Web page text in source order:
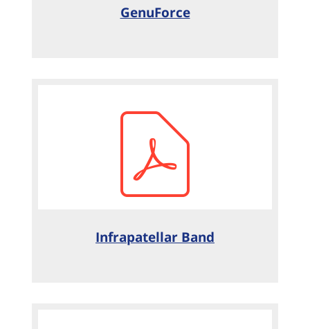
GenuForce
Infrapatellar Band